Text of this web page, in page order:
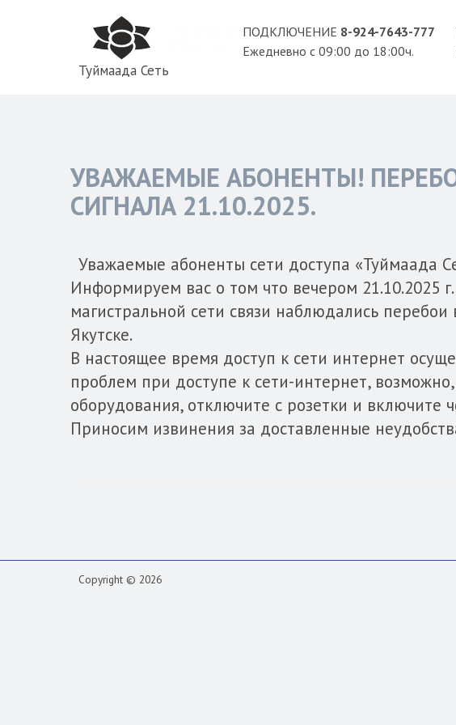
Туймаада Сеть
ПОДКЛЮЧЕНИЕ 8-924-7643-777
Ежедневно с 09:00 до 18:00ч.
УВАЖАЕМЫЕ АБОНЕНТЫ!
СИГНАЛА 21.10.2025.
Уважаемые абоненты сети доступа «Туймаада
Информируем вас о том что вечером 21.10.2025
магистральной сети связи наблюдались
Якутске.
В настоящее время доступ к сети интернет
проблем при доступе к сети-интернет, возможно,
оборудования, отключите с розетки и включите
Приносим извинения за доставленные
Copyright © 2026